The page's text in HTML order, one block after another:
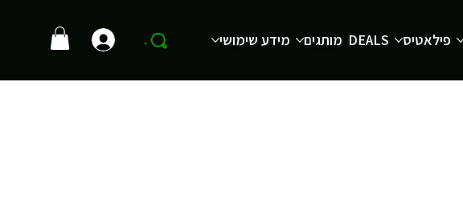
פילאטיס DEALS מותגים מידע שימושי .